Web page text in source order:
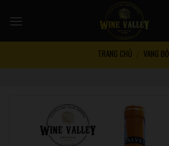
TRANG CHỦ VANG ĐỎ